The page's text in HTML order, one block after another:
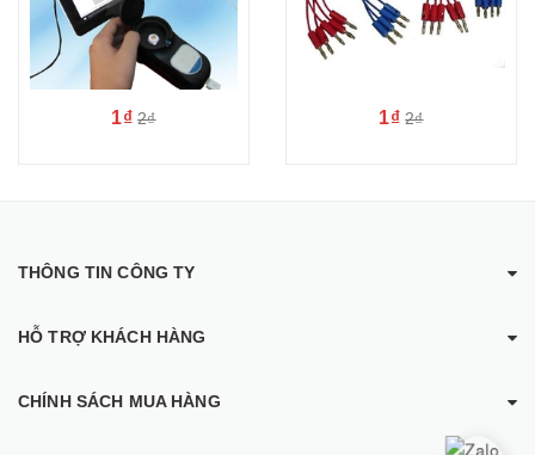
1₫ 2₫ 1₫ 2₫
THÔNG TIN CÔNG TY
HỖ TRỢ KHÁCH HÀNG
CHÍNH SÁCH MUA HÀNG